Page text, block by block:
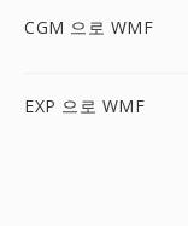
CGM 으로 WMF
EXP 으로 WMF